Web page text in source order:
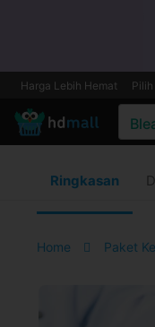
Harga Lebih Hemat
Ringkasan
Home Paket